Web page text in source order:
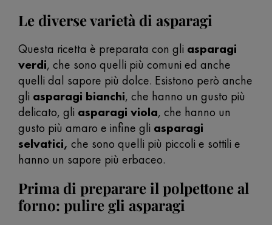
Le diverse varietà di asparagi
Questa ricetta è preparata con gli asparagi
verdi, che sono quelli più comuni ed anche
quelli dal sapore più dolce. Esistono però anche
gli asparagi bianchi, che hanno un gusto più
delicato, gli asparagi viola, che hanno un
gusto più amaro e infine gli asparagi
selvatici, che sono quelli più piccoli e sottili e
hanno un sapore più erbaceo.
Prima di preparare il polpettone al
forno: pulire gli asparagi